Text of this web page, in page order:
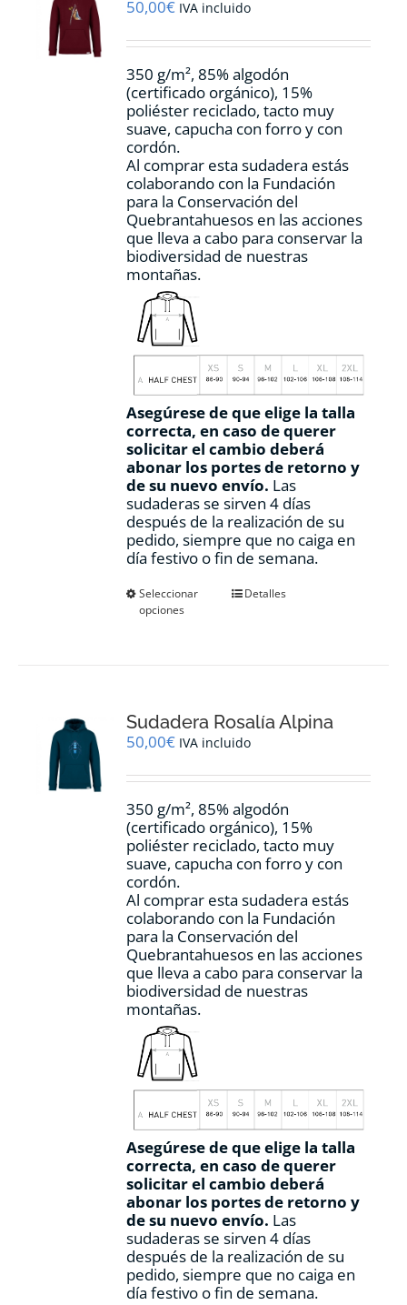
pueden
en
página
de
producto
50,00€ IVA incluido
350 g/m², 85% algodón
(certificado orgánico), 15%
poliéster reciclado, tacto muy
suave, capucha con forro y con
cordón.
Al comprar esta sudadera estás
colaborando con la Fundación
para la Conservación del
Quebrantahuesos en las acciones
que lleva a cabo para conservar la
biodiversidad de nuestras
montañas.
Asegúrese de que elige la talla
correcta, en caso de querer
solicitar el cambio deberá
abonar los portes de retorno y
de su nuevo envío. Las
sudaderas se sirven 4 días
después de la realización de su
pedido, siempre que no caiga en
día festivo o fin de semana.
Seleccionar
opciones
Este
se
pueden
en
página
de
producto
Detalles
Sudadera Rosalía Alpina
50,00€ IVA incluido
350 g/m², 85% algodón
(certificado orgánico), 15%
poliéster reciclado, tacto muy
suave, capucha con forro y con
cordón.
Al comprar esta sudadera estás
colaborando con la Fundación
para la Conservación del
Quebrantahuesos en las acciones
que lleva a cabo para conservar la
biodiversidad de nuestras
montañas.
Asegúrese de que elige la talla
correcta, en caso de querer
solicitar el cambio deberá
abonar los portes de retorno y
de su nuevo envío. Las
sudaderas se sirven 4 días
después de la realización de su
pedido, siempre que no caiga en
día festivo o fin de semana.